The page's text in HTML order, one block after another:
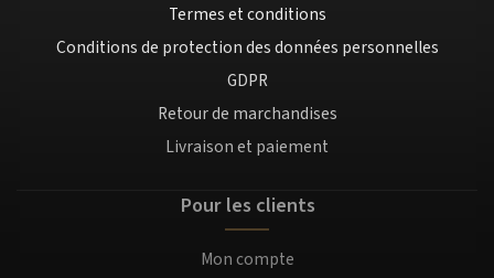
Termes et conditions
Conditions de protection des données personnelles
GDPR
Retour de marchandises
Livraison et paiement
Pour les clients
Mon compte